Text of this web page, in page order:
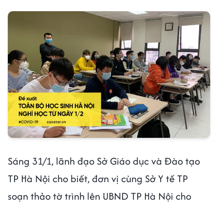
Sáng 31/1, lãnh đạo Sở Giáo dục và Đào tạo
TP Hà Nội cho biết, đơn vị cùng Sở Y tế TP
soạn thảo tờ trình lên UBND TP Hà Nội cho